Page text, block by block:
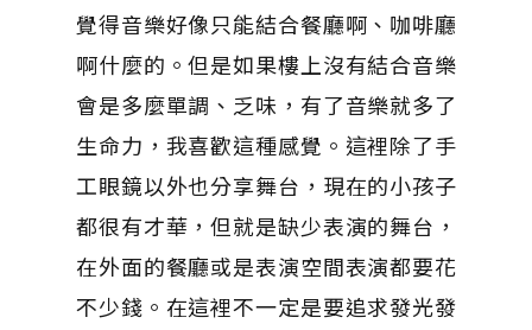
覺得音樂好像只能結合餐廳啊、咖啡廳
啊什麼的。但是如果樓上沒有結合音樂
會是多麼單調、乏味，有了音樂就多了
生命力，我喜歡這種感覺。這裡除了手
工眼鏡以外也分享舞台，現在的小孩子
都很有才華，但就是缺少表演的舞台，
在外面的餐廳或是表演空間表演都要花
不少錢。在這裡不一定是要追求發光發